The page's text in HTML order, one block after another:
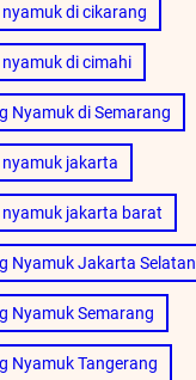
di cikarang
di cimahi
Nyamuk di Semarang
jakarta
jakarta barat
Nyamuk Jakarta Selatan
Nyamuk Semarang
Nyamuk Tangerang